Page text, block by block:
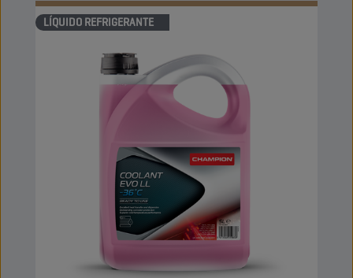
LÍQUIDO REFRIGERANTE